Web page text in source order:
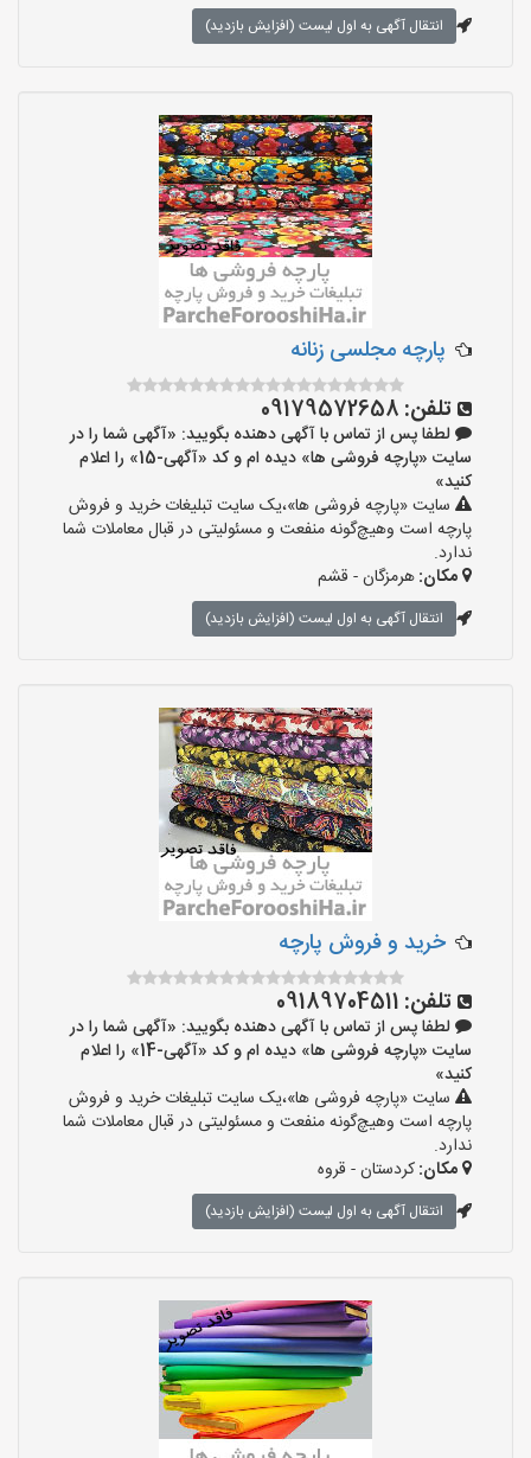
انتقال آگهی به اول لیست (افزایش بازدید)
پارچه مجلسی زنانه
تلفن: 09179572658
لطفا پس از تماس با آگهی دهنده بگویید: «آگهی شما را در
سایت «پارچه فروشی ها» دیده ام و کد «آگهی-15» را اعلام
کنید»
سایت «پارچه فروشی ها»،یک سایت تبلیغات خرید و فروش
پارچه است وهیچ‌گونه منفعت و مسئولیتی در قبال معاملات شما
ندارد.
مکان:هرمزگان - قشم
انتقال آگهی به اول لیست (افزایش بازدید)
خرید و فروش پارچه
تلفن: 09189704511
لطفا پس از تماس با آگهی دهنده بگویید: «آگهی شما را در
سایت «پارچه فروشی ها» دیده ام و کد «آگهی-14» را اعلام
کنید»
سایت «پارچه فروشی ها»،یک سایت تبلیغات خرید و فروش
پارچه است وهیچ‌گونه منفعت و مسئولیتی در قبال معاملات شما
ندارد.
مکان:کردستان - قروه
انتقال آگهی به اول لیست (افزایش بازدید)